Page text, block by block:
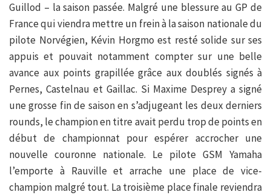
Guillod – la saison passée. Malgré une blessure au GP de
France qui viendra mettre un frein à la saison nationale du
pilote Norvégien, Kévin Horgmo est resté solide sur ses
appuis et pouvait notamment compter sur une belle
avance aux points grapillée grâce aux doublés signés à
Pernes, Castelnau et Gaillac. Si Maxime Desprey a signé
une grosse fin de saison en s’adjugeant les deux derniers
rounds, le champion en titre avait perdu trop de points en
début de championnat pour espérer accrocher une
nouvelle couronne nationale. Le pilote GSM Yamaha
l’emporte à Rauville et arrache une place de vice-
champion malgré tout. La troisième place finale reviendra